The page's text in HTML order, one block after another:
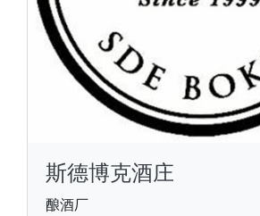
斯德博克酒庄
酿酒厂